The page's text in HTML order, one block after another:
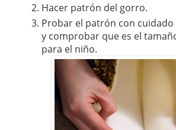
Hacer patrón del gorro.
Probar el patrón con
y comprobar que es el
para el niño.